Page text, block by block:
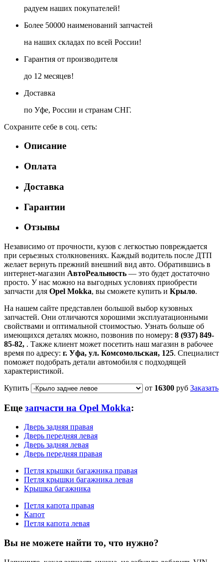
радуем наших покупателей!
Более 50000 наименований запчастей
на наших складах по всей России!
Гарантия от производителя
до 12 месяцев!
Доставка
по Уфе, России и странам СНГ.
Сохраните себе в соц. сеть:
Описание
Оплата
Доставка
Гарантии
Отзывы
Независимо от прочности, кузов с легкостью повреждается
при серьезных столкновениях. Каждый водитель после ДТП
желает вернуть прежний внешний вид авто. Обратившись в
интернет-магазин АвтоРеальность — это будет достаточно
просто. У нас можно на выгодных условиях приобрести
запчасти для Opel Mokka, вы сможете купить и Крыло.
На нашем сайте представлен большой выбор кузовных
запчастей. Они отличаются хорошими эксплуатационными
свойствами и оптимальной стоимостью. Узнать больше об
имеющихся деталях можно, позвонив по номеру: 8 (937) 849-
85-82, . Также клиент может посетить наш магазин в рабочее
время по адресу: г. Уфа, ул. Комсомольская, 125. Специалист
поможет подобрать детали автомобиля с подходящей
характеристикой.
Купить
от 16300 руб Заказать
Еще запчасти на Opel Mokka:
Дверь задняя правая
Дверь передняя левая
Дверь задняя левая
Дверь передняя правая
Петля крышки багажника правая
Петля крышки багажника левая
Крышка багажника
Петля капота правая
Капот
Петля капота левая
Вы не можете найти то, что нужно?